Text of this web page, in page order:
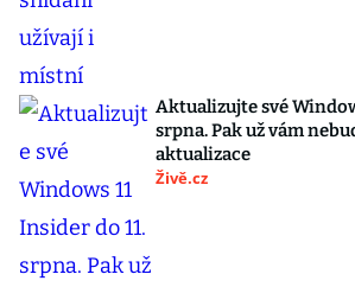
Aktualizujte své
srpna. Pak už vám
aktualizace
Živě.cz